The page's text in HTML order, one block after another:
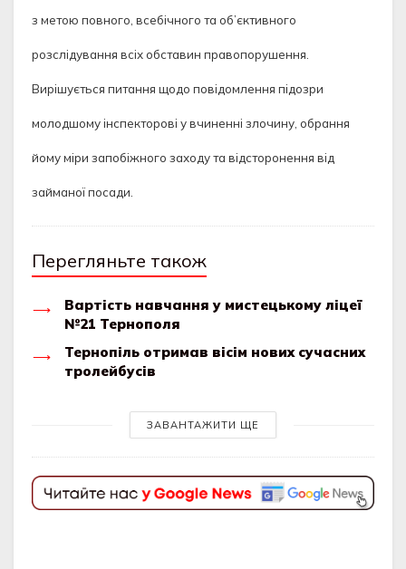
з метою повного, всебічного та об’єктивного
розслідування всіх обставин правопорушення.
Вирішується питання щодо повідомлення підозри
молодшому інспекторові у вчиненні злочину, обрання
йому міри запобіжного заходу та відсторонення від
займаної посади.
Перегляньте також
Вартість навчання у мистецькому ліцеї
№21 Тернополя
Тернопіль отримав вісім нових сучасних
тролейбусів
ЗАВАНТАЖИТИ ЩЕ